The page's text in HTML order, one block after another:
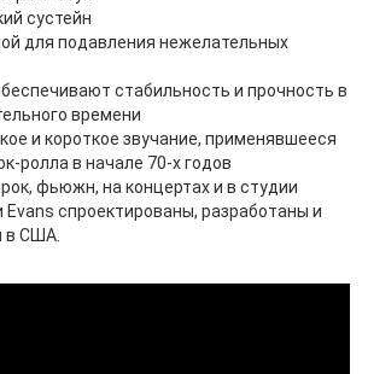
сустейн
для подавления нежелательных
стабильность и прочность в
времени
и короткое звучание, применявшееся
ролла в начале 70-х годов
фьюжн, на концертах и в студии
Evans спроектированы, разработаны и
в США.